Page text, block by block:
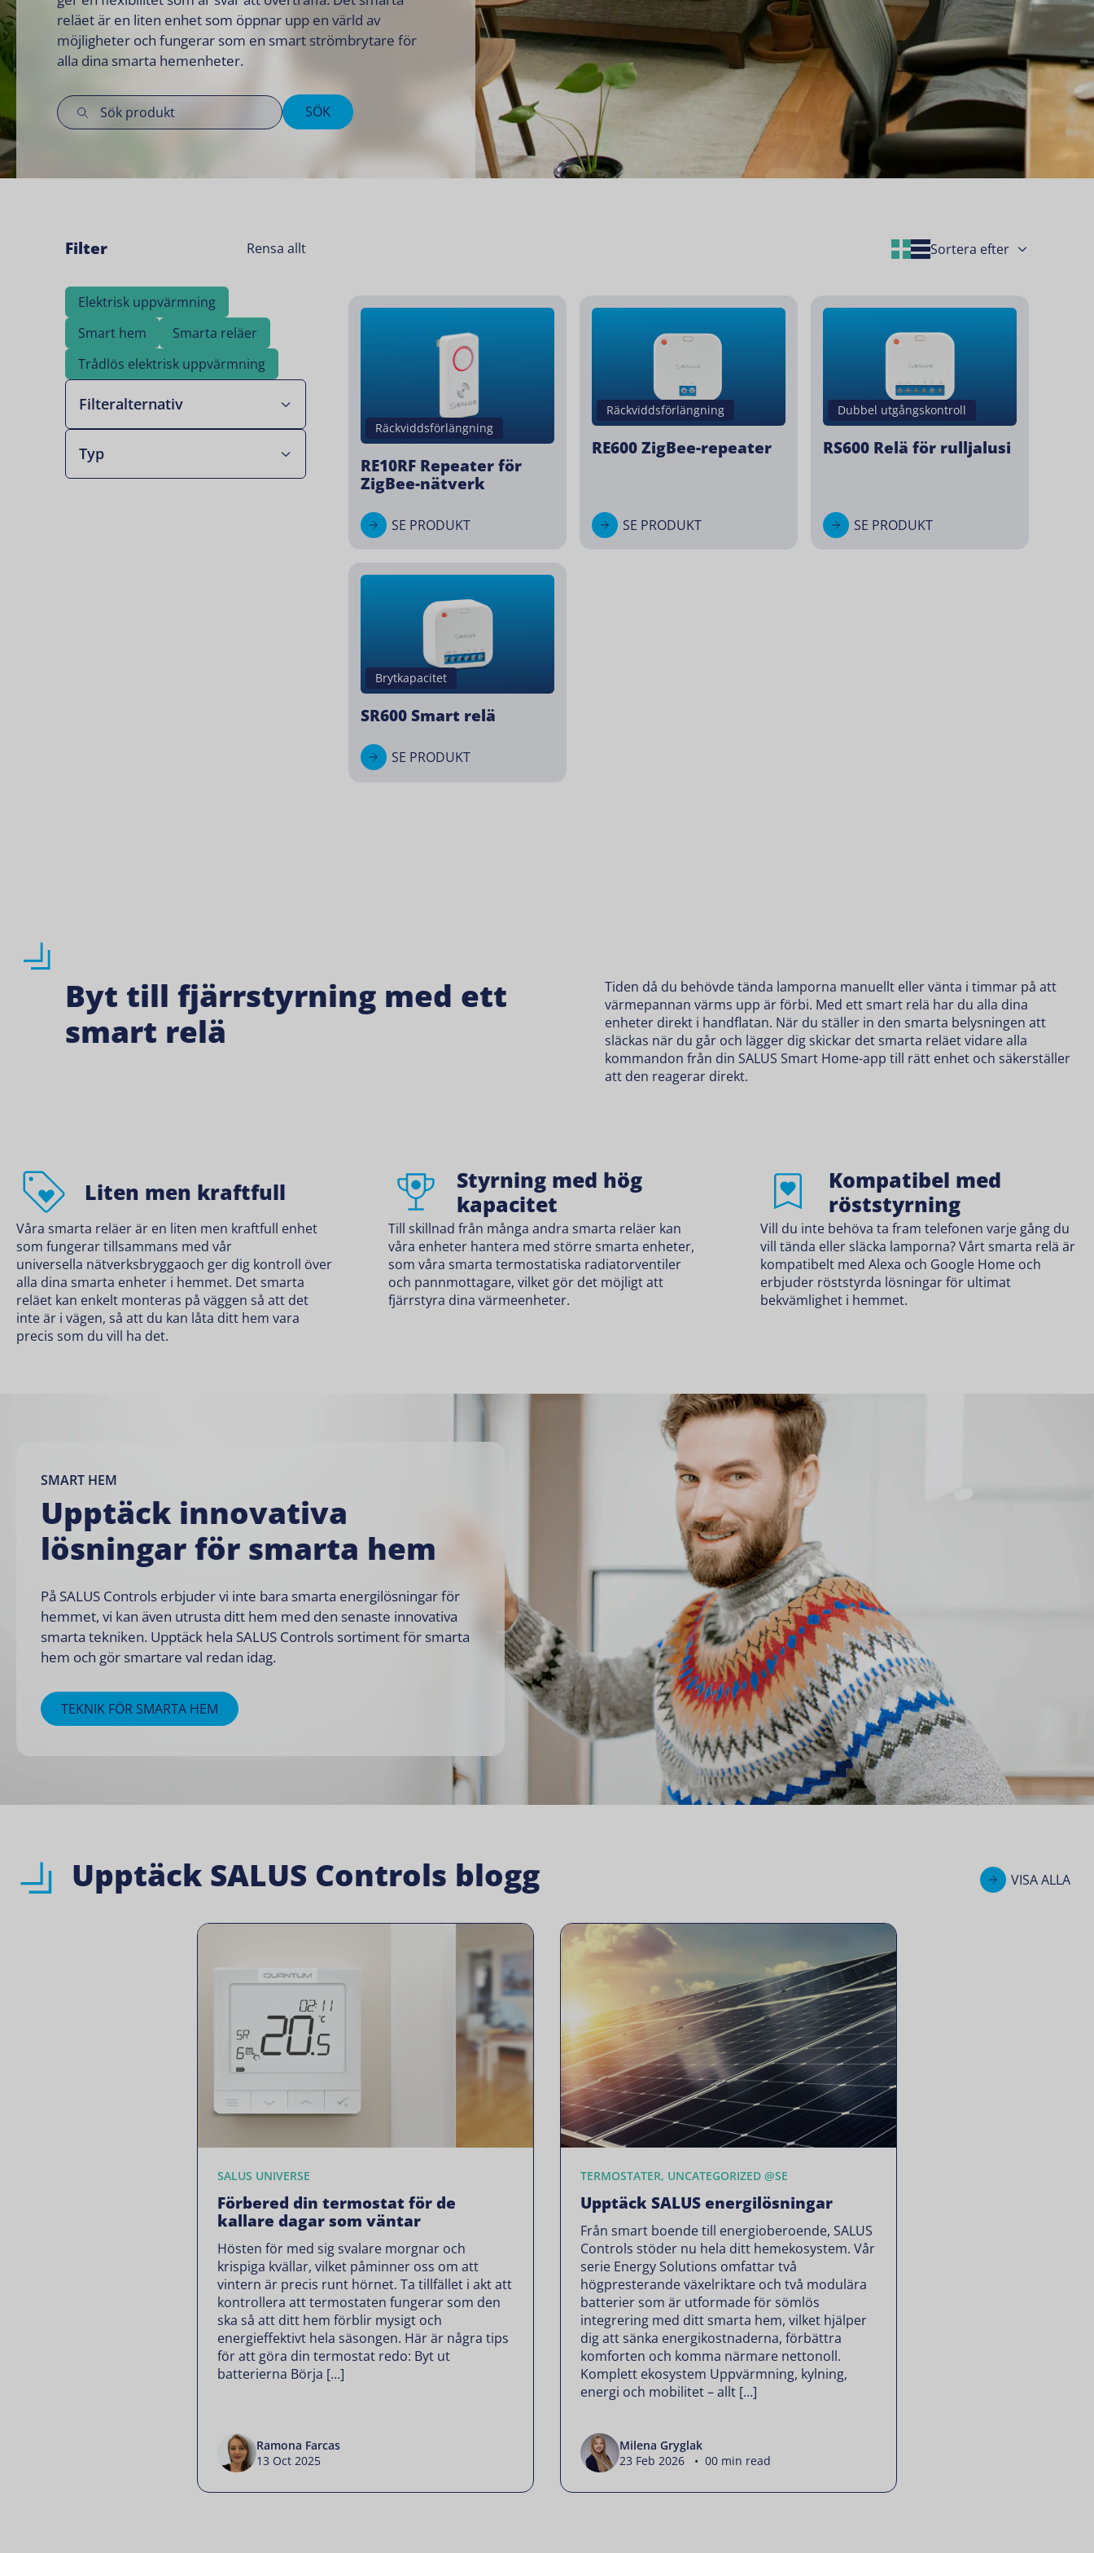
reläet är en liten enhet som öppnar upp en värld av
möjligheter och fungerar som en smart strömbrytare för
alla dina smarta hemenheter.
SÖK
Filter Rensa allt
Elektrisk uppvärmning
Smart hem
Smarta reläer
Trådlös elektrisk uppvärmning
Filteralternativ
Typ
Grid Layout
List Layout
Räckviddsförlängning
RE10RF Repeater för
ZigBee-nätverk
SE PRODUKT
Räckviddsförlängning
RE600 ZigBee-repeater
SE PRODUKT
Dubbel utgångskontroll
RS600 Relä för rulljalusi
SE PRODUKT
Brytkapacitet
SR600 Smart relä
SE PRODUKT
Byt till fjärrstyrning med ett
smart relä
Tiden då du behövde tända lamporna manuellt eller vänta i timmar på att
värmepannan värms upp är förbi. Med ett smart relä har du alla dina
enheter direkt i handflatan. När du ställer in den smarta belysningen att
släckas när du går och lägger dig skickar det smarta reläet vidare alla
kommandon från din SALUS Smart Home-app till rätt enhet och säkerställer
att den reagerar direkt.
Liten men kraftfull
Våra smarta reläer är en liten men kraftfull enhet
som fungerar tillsammans med vår
universella nätverksbryggaoch ger dig kontroll över
alla dina smarta enheter i hemmet. Det smarta
reläet kan enkelt monteras på väggen så att det
inte är i vägen, så att du kan låta ditt hem vara
precis som du vill ha det.
Styrning med hög
kapacitet
Till skillnad från många andra smarta reläer kan
våra enheter hantera med större smarta enheter,
som vårasmarta termostatiska radiatorventiler
och pannmottagare, vilket gör det möjligt att
fjärrstyra dina värmeenheter.
Kompatibel med
röststyrning
Vill du inte behöva ta fram telefonen varje gång du
vill tända eller släcka lamporna? Vårt smarta relä är
kompatibelt med Alexa och Google Home och
erbjuder röststyrda lösningar för ultimat
bekvämlighet i hemmet.
SMART HEM
Upptäck innovativa
lösningar för smarta hem
På SALUS Controls erbjuder vi inte bara smarta energilösningar för
hemmet, vi kan även utrusta ditt hem med den senaste innovativa
smarta tekniken. Upptäck hela SALUS Controls sortiment för smarta
hem och gör smartare val redan idag.
TEKNIK FÖR SMARTA HEM
Upptäck SALUS Controls blogg VISA ALLA
SALUS UNIVERSE
Förbered din termostat för de
kallare dagar som väntar
Hösten för med sig svalare morgnar och
krispiga kvällar, vilket påminner oss om att
vintern är precis runt hörnet. Ta tillfället i akt att
kontrollera att termostaten fungerar som den
ska så att ditt hem förblir mysigt och
energieffektivt hela säsongen. Här är några tips
för att göra din termostat redo: Byt ut
batterierna Börja […]
Ramona Farcas
13 Oct 2025
TERMOSTATER, UNCATEGORIZED @SE
Upptäck SALUS energilösningar
Från smart boende till energioberoende, SALUS
Controls stöder nu hela ditt hemekosystem. Vår
serie Energy Solutions omfattar två
högpresterande växelriktare och två modulära
batterier som är utformade för sömlös
integrering med ditt smarta hem, vilket hjälper
dig att sänka energikostnaderna, förbättra
komforten och komma närmare nettonoll.
Komplett ekosystem Uppvärmning, kylning,
energi och mobilitet – allt […]
Milena Gryglak
23 Feb 2026 • 00 min read